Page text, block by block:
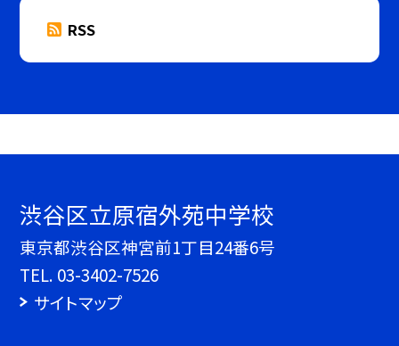
RSS
渋谷区立原宿外苑中学校
東京都渋谷区神宮前1丁目24番6号
TEL. 03-3402-7526
サイトマップ